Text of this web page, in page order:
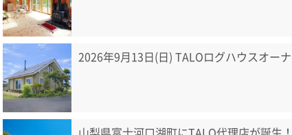
2026年9月13日(日) TALOログハウスオー